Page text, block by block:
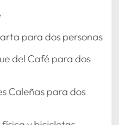
para dos personas
del Café para dos
Caleñas para dos